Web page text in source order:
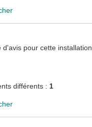
d'avis pour cette installation.
différents : 1